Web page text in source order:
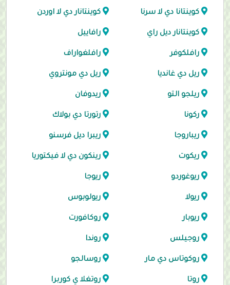
كوينتانا دي لا سرنا كوينتانار دي لا اوردن
كوينتانار ديل راي رافاييل
رافلكوفر رافلغواراف
ريل دي غانديا ريل دي مونتروي
ريلجو التو ريدوفان
ركونا رتورتا دي بولاك
ريباروجا ريبرا ديل فرسنو
ريكوت رينكون دي لا فيكتوريا
ريوغوردو ريوجا
ريولا ريولوبوس
ريوبار روكافورت
روجيلس روندا
روكوتاس دي مار روسالجو
روتا روتغلا ي كوربرا